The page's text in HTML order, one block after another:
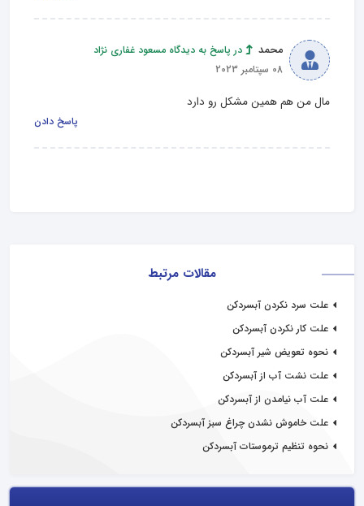
مقالات مرتبط
علت سرد نکردن آبسردکن
علت کار نکردن آبسردکن
نحوه تعویض شیر آبسردکن
علت نشت آب از آبسردکن
علت آب نیامدن از آبسردکن
علت خاموش نشدن چراغ سبز آبسردکن
نحوه تنظیم ترموستات آبسردکن
محمد
در پاسخ به دیدگاه مسعود غفاری نژاد
08 سپتامبر 2023
مال من هم همین مشکل رو دارد
پاسخ دادن